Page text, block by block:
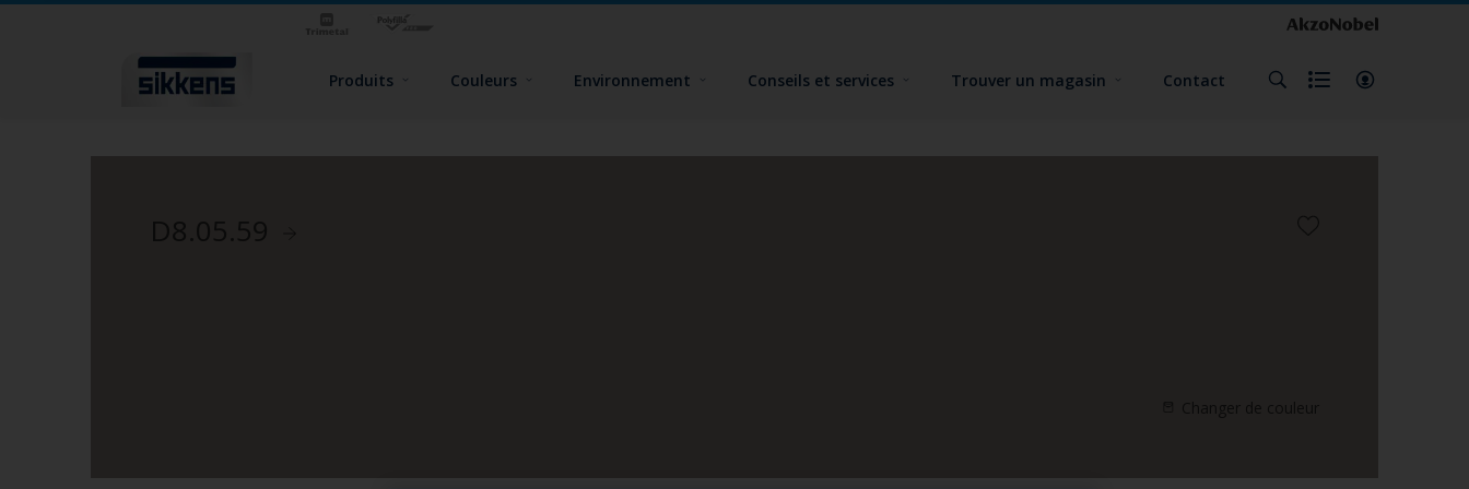
Produits Couleurs Environnement Conseils et services Trouver un magasin Contact